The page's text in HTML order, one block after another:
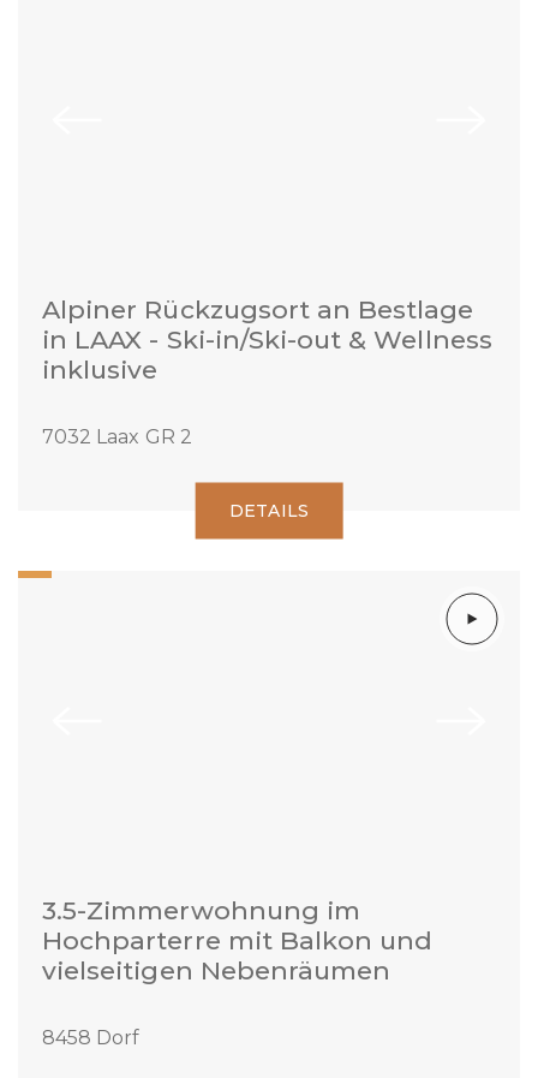
Alpiner Rückzugsort an Bestlage
in LAAX - Ski-in/Ski-out & Wellness
inklusive
7032 Laax GR 2
DETAILS
3.5-Zimmerwohnung im
Hochparterre mit Balkon und
vielseitigen Nebenräumen
8458 Dorf